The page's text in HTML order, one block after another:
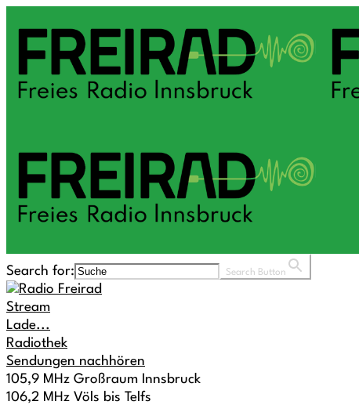
Search for: Search Button
Stream
Lade...
Radiothek
Sendungen nachhören
105,9 MHz Großraum Innsbruck
106,2 MHz Völs bis Telfs